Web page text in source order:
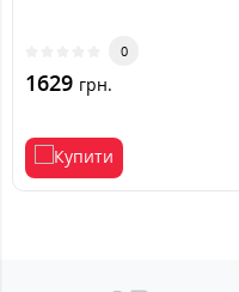
0
1629 грн.